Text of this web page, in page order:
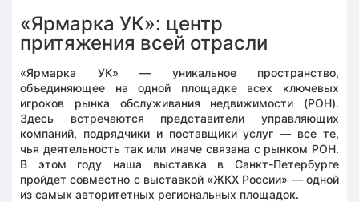
«Ярмарка УК»: центр
притяжения всей отрасли
«Ярмарка УК» — уникальное пространство,
объединяющее на одной площадке всех ключевых
игроков рынка обслуживания недвижимости (РОН).
Здесь встречаются представители управляющих
компаний, подрядчики и поставщики услуг — все те,
чья деятельность так или иначе связана с рынком РОН.
В этом году наша выставка в Санкт-Петербурге
пройдет совместно с выставкой «ЖКХ России» — одной
из самых авторитетных региональных площадок.